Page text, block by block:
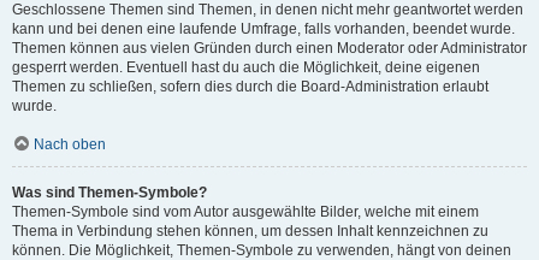
Geschlossene Themen sind Themen, in denen nicht mehr geantwortet werden
kann und bei denen eine laufende Umfrage, falls vorhanden, beendet wurde.
Themen können aus vielen Gründen durch einen Moderator oder Administrator
gesperrt werden. Eventuell hast du auch die Möglichkeit, deine eigenen
Themen zu schließen, sofern dies durch die Board-Administration erlaubt
wurde.
Nach oben
Was sind Themen-Symbole?
Themen-Symbole sind vom Autor ausgewählte Bilder, welche mit einem
Thema in Verbindung stehen können, um dessen Inhalt kennzeichnen zu
können. Die Möglichkeit, Themen-Symbole zu verwenden, hängt von deinen